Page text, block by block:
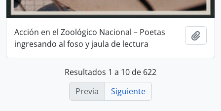
Acción en el Zoológico Nacional – Poetas
ingresando al foso y jaula de lectura
Resultados 1 a 10 de 622
Previa
Siguiente